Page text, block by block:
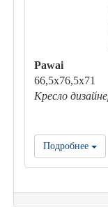
Pawai
66,5х76,5х71
Кресло
Подробнее